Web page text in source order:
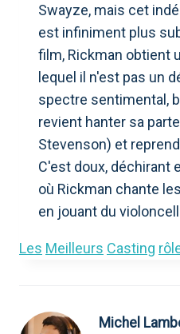
Swayze, mais cet
est infiniment plus
film, Rickman obtient
lequel il n'est pas un
spectre sentimental,
revient hanter sa
Stevenson) et
C'est doux, déchirant
où Rickman chante
en jouant du
Les Meilleurs Casting
Michel